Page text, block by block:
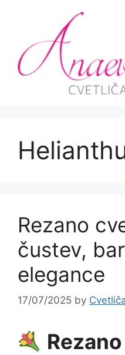
Rezano
čustev,
elegance
17/07/2025 by